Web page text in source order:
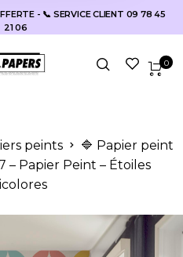
- 📞 SERVICE CLIENT 09 78 45
21 06
0
peints
🔷 Papier peint
– Papier Peint – Étoiles